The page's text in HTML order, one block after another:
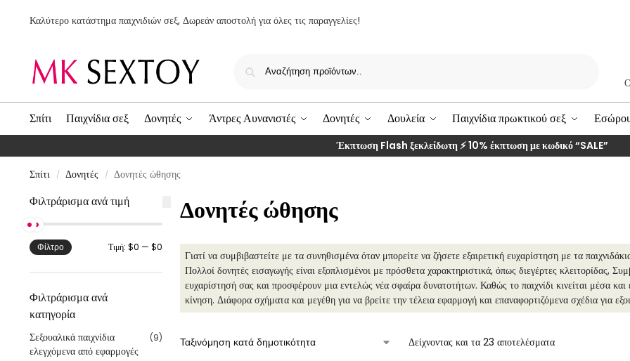
Καλύτερο κατάστημα παιχνιδιών σεξ, Δωρεάν αποστολή για όλες τις παραγγελίες!
Σπίτι Παιχνίδια σεξ Δονητές Άντρες Αυνανιστές Δονητές Δουλεία Παιχνίδια πρωκτικού σεξ
Έκπτωση Flash ξεκλείδωτη ⚡ 10% έκπτωση με κωδικό“SALE”
Σπίτι / Δονητές / Δονητές ώθησης
Δονητές ώθησης
Γιατί να συμβιβαστείτε με τα συνηθισμένα όταν μπορείτε να ζήσετε εξαιρετική ευχαρίστηση με τα
Πολλοί δονητές εισαγωγής είναι εξοπλισμένοι με πρόσθετα χαρακτηριστικά, όπως διεγέρτες κλειτορίδας,
ευχαρίστησή σας και προσφέρουν μια εντελώς νέα σφαίρα δυνατοτήτων. Καθώς το παιχνίδι κινείται μέσα
κίνηση. Διάφορα σχήματα και μεγέθη για να βρείτε την τέλεια εφαρμογή και επαναφορτιζόμενα σχέδια για
Δείχνοντας και τα 23 αποτελέσματα
Φιλτράρισμα ανά τιμή
Φίλτρο Τιμή: $0 — $0
Φιλτράρισμα ανά
κατηγορία
Σεξουαλικά παιχνίδια
ελεγχόμενα από εφαρμογές
(9)